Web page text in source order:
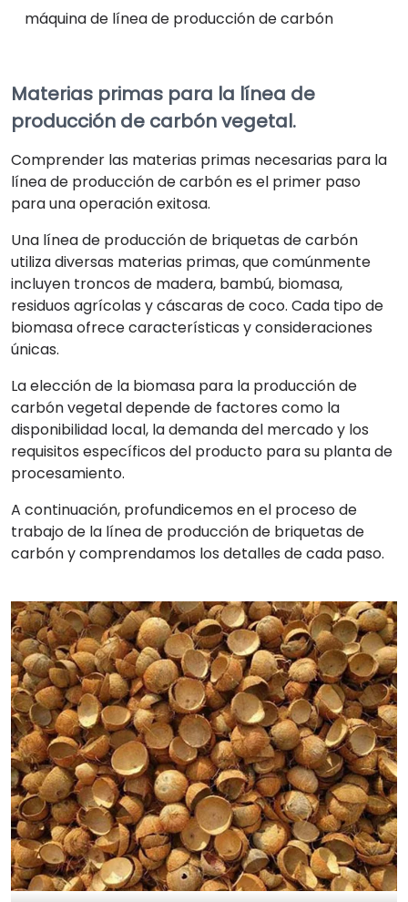
máquina de línea de producción de carbón
Materias primas para la línea de
producción de carbón vegetal.
Comprender las materias primas necesarias para la
línea de producción de carbón es el primer paso
para una operación exitosa.
Una línea de producción de briquetas de carbón
utiliza diversas materias primas, que comúnmente
incluyen troncos de madera, bambú, biomasa,
residuos agrícolas y cáscaras de coco. Cada tipo de
biomasa ofrece características y consideraciones
únicas.
La elección de la biomasa para la producción de
carbón vegetal depende de factores como la
disponibilidad local, la demanda del mercado y los
requisitos específicos del producto para su planta de
procesamiento.
A continuación, profundicemos en el proceso de
trabajo de la línea de producción de briquetas de
carbón y comprendamos los detalles de cada paso.